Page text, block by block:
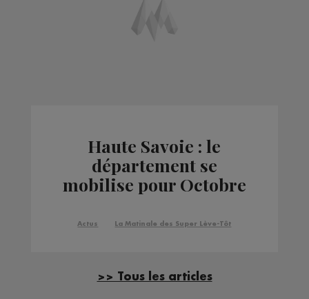
Haute Savoie : le
département se
mobilise pour Octobre
Actus La Matinale des Super Lève-Tôt
>> Tous les articles